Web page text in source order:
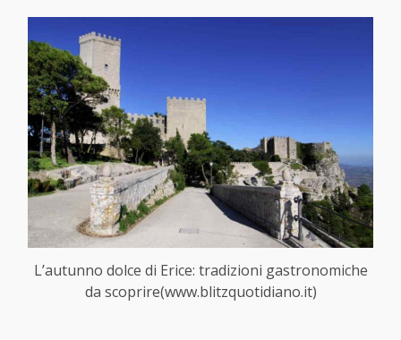
L’autunno dolce di Erice: tradizioni gastronomiche
da scoprire(www.blitzquotidiano.it)